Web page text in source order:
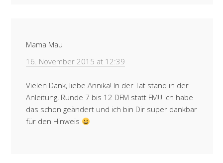
Mama Mau
16. November 2015 at 12:39
Vielen Dank, liebe Annika! In der Tat stand in der
Anleitung, Runde 7 bis 12 DFM statt FM!!! Ich habe
das schon geändert und ich bin Dir super dankbar
für den Hinweis